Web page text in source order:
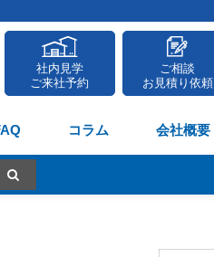
社内見学
ご来社予約
ご相談
お見積り依頼
コラム 会社概要